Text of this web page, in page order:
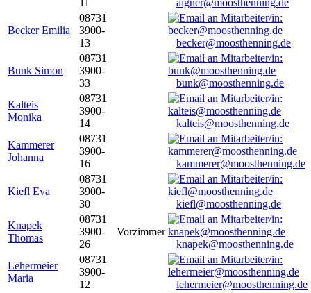
aigner@moosthenning.de
Becker Emilia
08731
3900-
13
becker@moosthenning.de
Bunk Simon
08731
3900-
33
bunk@moosthenning.de
Kalteis
Monika
08731
3900-
14
kalteis@moosthenning.de
Kammerer
Johanna
08731
3900-
16
kammerer@moosthenning.de
Kiefl Eva
08731
3900-
30
kiefl@moosthenning.de
Knapek
Thomas
08731
3900-
26
Vorzimmer
knapek@moosthenning.de
Lehermeier
Maria
08731
3900-
12
lehermeier@moosthenning.de